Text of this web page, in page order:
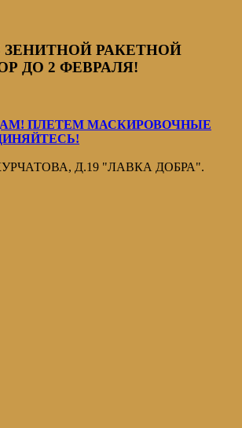
РАКЕТНОЙ
ДО 2 ФЕВРАЛЯ!
ПЛЕТЕМ МАСКИРОВОЧНЫЕ
Д.19 "ЛАВКА ДОБРА".